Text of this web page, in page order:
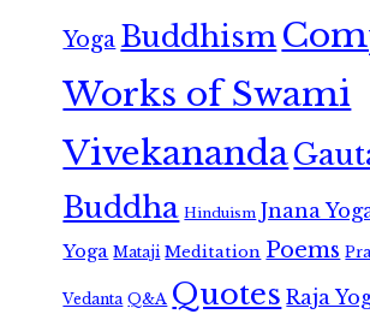
Yoga Buddhism
Works of Swami
Vivekananda
Buddha Hinduism Jnana
Yoga Mataji Meditation Poems
Vedanta Q&A Quotes Raja